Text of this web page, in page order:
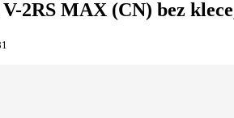
2RS MAX (CN) bez